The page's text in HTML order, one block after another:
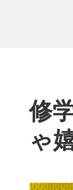
修
ゃ